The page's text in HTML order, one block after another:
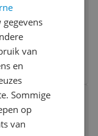
inch
van
en
Sommige
op
van